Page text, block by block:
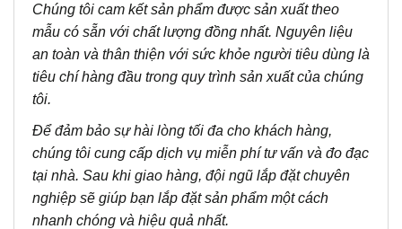
Chúng tôi cam kết sản phẩm được sản xuất theo
mẫu có sẵn với chất lượng đồng nhất. Nguyên liệu
an toàn và thân thiện với sức khỏe người tiêu dùng là
tiêu chí hàng đầu trong quy trình sản xuất của chúng
tôi.
Để đảm bảo sự hài lòng tối đa cho khách hàng,
chúng tôi cung cấp dịch vụ miễn phí tư vấn và đo đạc
tại nhà. Sau khi giao hàng, đội ngũ lắp đặt chuyên
nghiệp sẽ giúp bạn lắp đặt sản phẩm một cách
nhanh chóng và hiệu quả nhất.